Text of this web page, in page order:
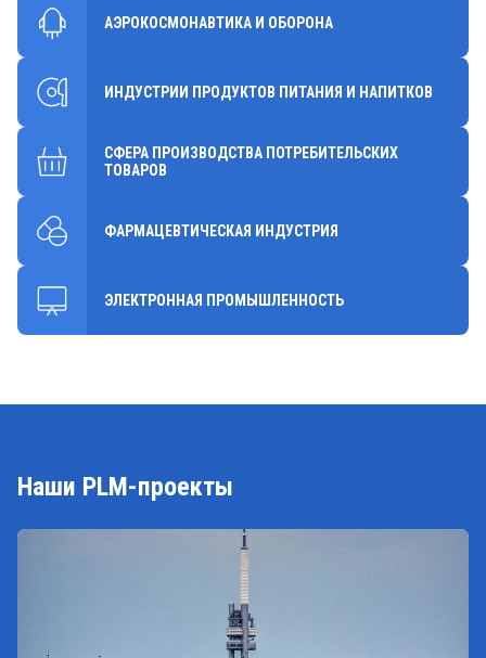
АЭРОКОСМОНАВТИКА И ОБОРОНА
ИНДУСТРИИ ПРОДУКТОВ ПИТАНИЯ И НАПИТКОВ
СФЕРА ПРОИЗВОДСТВА ПОТРЕБИТЕЛЬСКИХ
ТОВАРОВ
ФАРМАЦЕВТИЧЕСКАЯ ИНДУСТРИЯ
ЭЛЕКТРОННАЯ ПРОМЫШЛЕННОСТЬ
Наши PLM-проекты